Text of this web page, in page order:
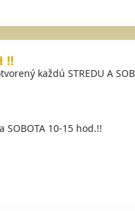
!!
každú STREDU A
SOBOTA 10-15 hod.!!